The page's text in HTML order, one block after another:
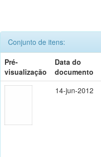
Conjunto de itens:
Pré-
visualização
Data do
documento
14-jun-2012